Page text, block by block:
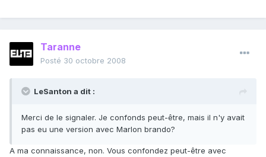
Taranne
Posté 30 octobre 2008
LeSanton a dit :
Merci de le signaler. Je confonds peut-être, mais il n'y avait
pas eu une version avec Marlon brando?
A ma connaissance, non. Vous confondez peut-être avec